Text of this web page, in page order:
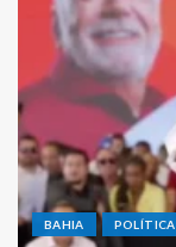
BAHIA POLÍTICA